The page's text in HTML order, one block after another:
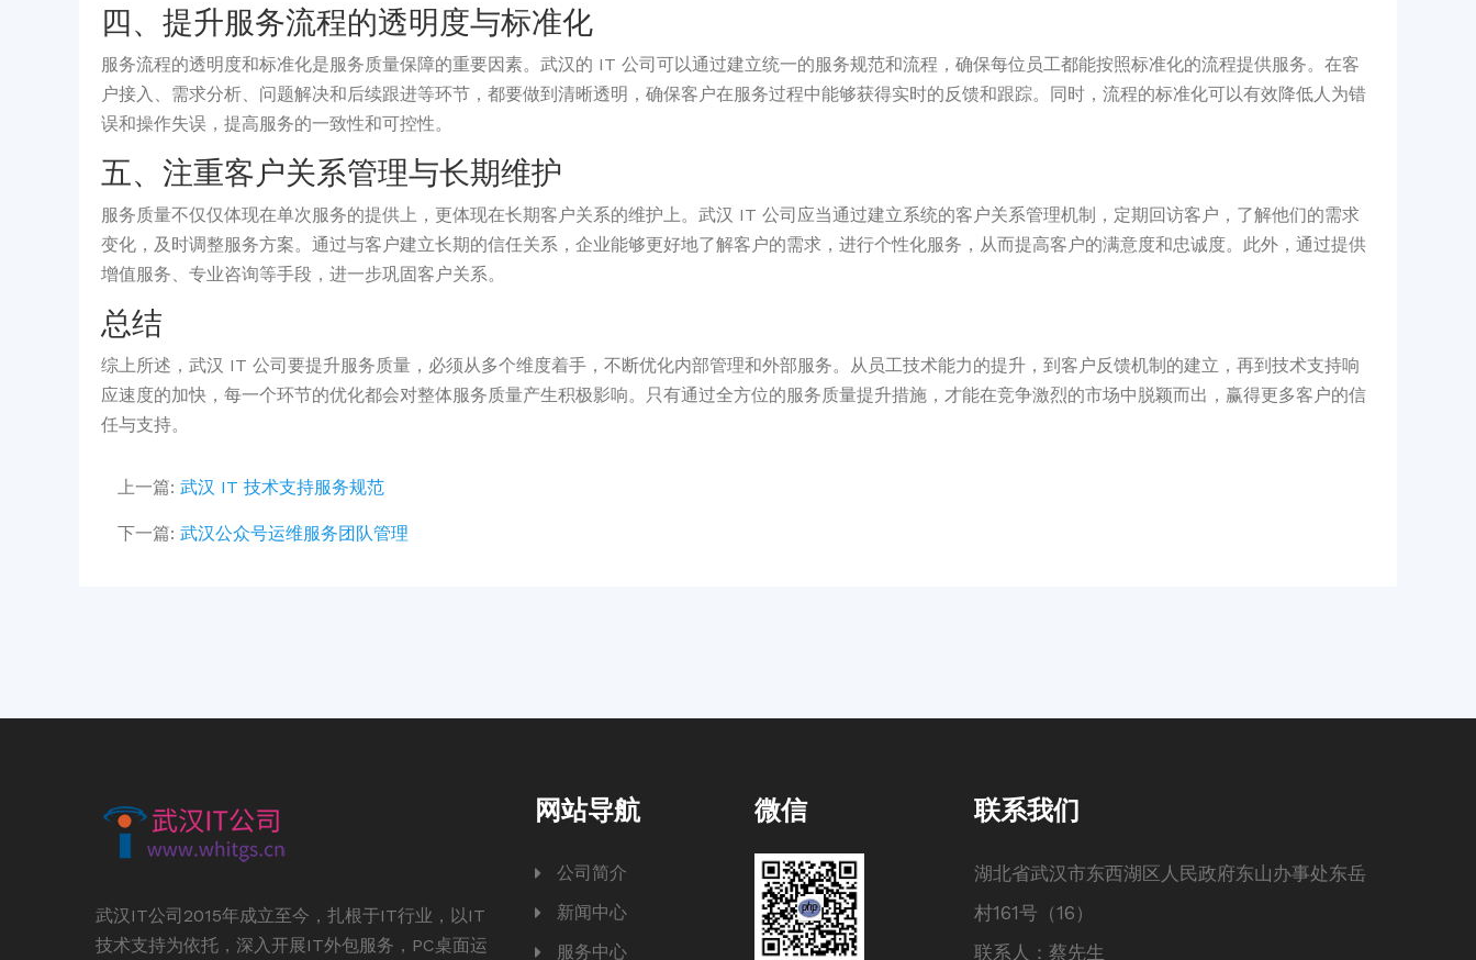
四、提升服务流程的透明度与标准化
服务流程的透明度和标准化是服务质量保障的重要因素。武汉的 IT 公司可以通过建立统一的服务规范和流程，确保每位员工都能按照标准化的流程提供服务。在客
户接入、需求分析、问题解决和后续跟进等环节，都要做到清晰透明，确保客户在服务过程中能够获得实时的反馈和跟踪。同时，流程的标准化可以有效降低人为错
误和操作失误，提高服务的一致性和可控性。
五、注重客户关系管理与长期维护
服务质量不仅仅体现在单次服务的提供上，更体现在长期客户关系的维护上。武汉 IT 公司应当通过建立系统的客户关系管理机制，定期回访客户，了解他们的需求
变化，及时调整服务方案。通过与客户建立长期的信任关系，企业能够更好地了解客户的需求，进行个性化服务，从而提高客户的满意度和忠诚度。此外，通过提供
增值服务、专业咨询等手段，进一步巩固客户关系。
总结
综上所述，武汉 IT 公司要提升服务质量，必须从多个维度着手，不断优化内部管理和外部服务。从员工技术能力的提升，到客户反馈机制的建立，再到技术支持响
应速度的加快，每一个环节的优化都会对整体服务质量产生积极影响。只有通过全方位的服务质量提升措施，才能在竞争激烈的市场中脱颖而出，赢得更多客户的信
任与支持。
上一篇: 武汉 IT 技术支持服务规范
下一篇: 武汉公众号运维服务团队管理
武汉IT公司2015年成立至今，扎根于IT行业，以IT
技术支持为依托，深入开展IT外包服务，PC桌面运
网站导航
公司简介
新闻中心
服务中心
微信 联系我们
湖北省武汉市东西湖区人民政府东山办事处东岳
村161号（16）
联系人：蔡先生